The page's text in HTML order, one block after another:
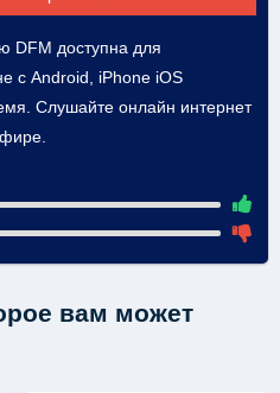
DFM доступна для
с Android, iPhone iOS
Слушайте онлайн интернет
вам может